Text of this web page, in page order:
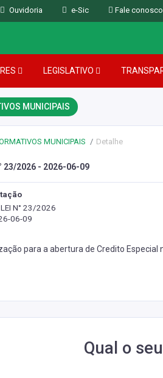
Ouvidoria e-Sic Fale conosco
LEGISLATIVO
MUNICIPAIS
MUNICIPAIS Detalhe
23/2026 - 2026-06-09
N° 23/2026
06-09
para a abertura de Credito
Qual o